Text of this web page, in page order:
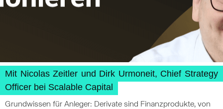
Mit Nicolas Zeitler und Dirk Urmoneit, Chief Strategy
Officer bei Scalable Capital
Grundwissen für Anleger: Derivate sind Finanzprodukte, von